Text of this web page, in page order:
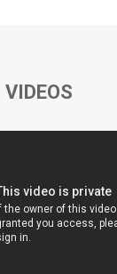
VIDEOS